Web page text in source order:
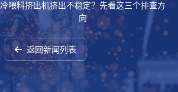
冷喂料挤出机挤出不稳定？先看这三个排查方
向
返回新闻列表